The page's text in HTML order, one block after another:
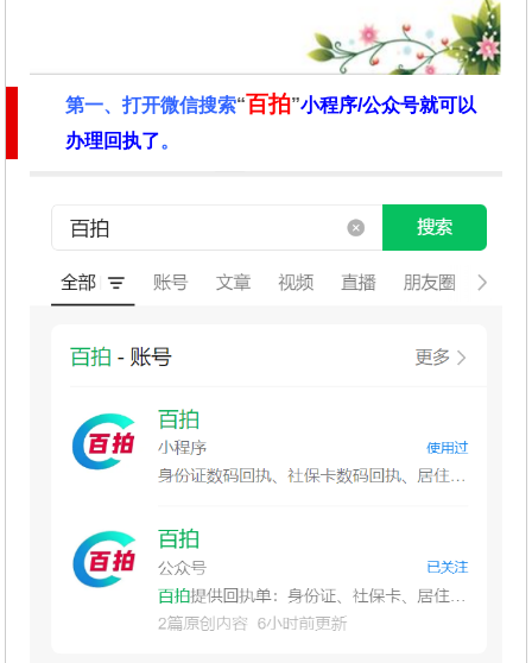
第一、打开微信搜索“百拍”小程序/公众号就可以
办理回执了。